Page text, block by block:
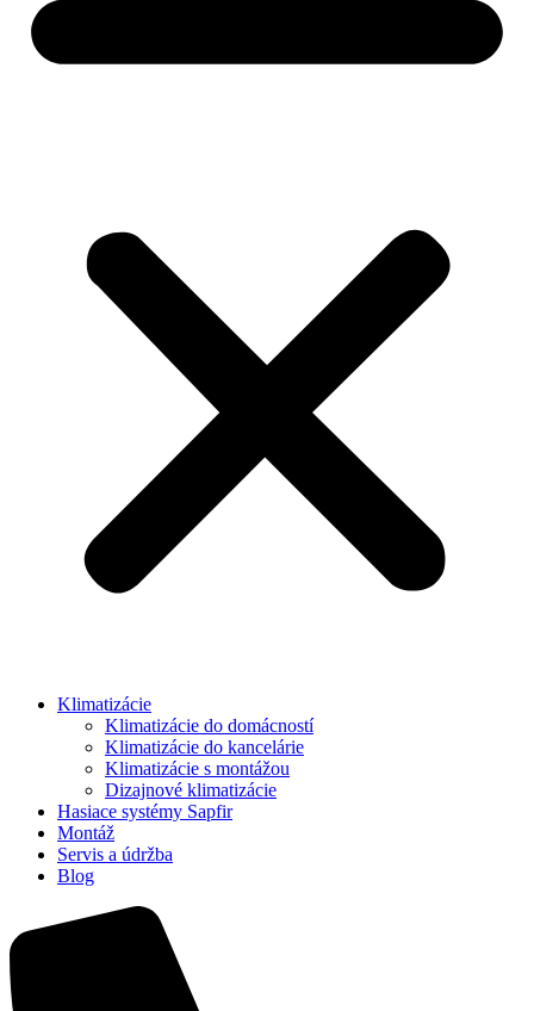
Klimatizácie
Klimatizácie do domácností
Klimatizácie do kancelárie
Klimatizácie s montážou
Dizajnové klimatizácie
Hasiace systémy Sapfir
Montáž
Servis a údržba
Blog